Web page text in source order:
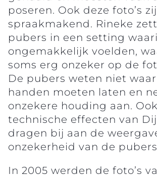
poseren. Ook deze foto’s
spraakmakend. Rineke
pubers in een setting
ongemakkelijk voelden,
soms erg onzeker op de
De pubers weten niet
handen moeten laten en
onzekere houding aan.
technische effecten van
dragen bij aan de
onzekerheid van de
In 2005 werden de foto’s